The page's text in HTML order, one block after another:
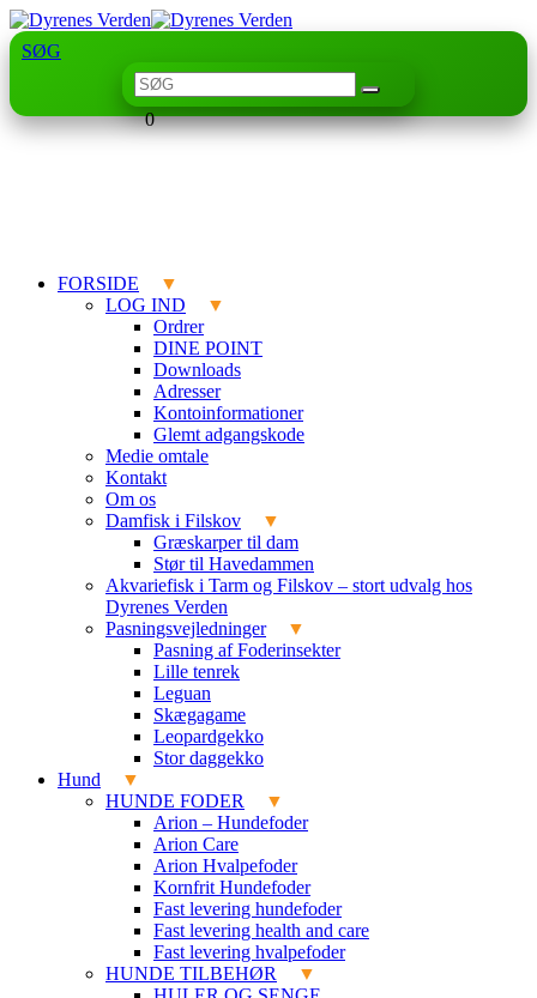
SØG
0
FORSIDE
LOG IND
Ordrer
DINE POINT
Downloads
Adresser
Kontoinformationer
Glemt adgangskode
Medie omtale
Kontakt
Om os
Damfisk i Filskov
Græskarper til dam
Stør til Havedammen
Akvariefisk i Tarm og Filskov – stort udvalg hos
Dyrenes Verden
Pasningsvejledninger
Pasning af Foderinsekter
Lille tenrek
Leguan
Skægagame
Leopardgekko
Stor daggekko
Hund
HUNDE FODER
Arion – Hundefoder
Arion Care
Arion Hvalpefoder
Kornfrit Hundefoder
Fast levering hundefoder
Fast levering health and care
Fast levering hvalpefoder
HUNDE TILBEHØR